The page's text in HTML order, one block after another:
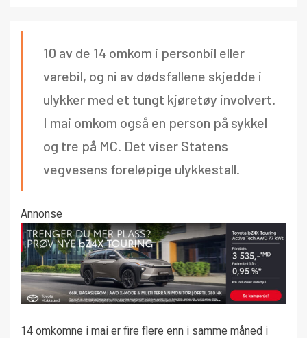
10 av de 14 omkom i personbil eller
varebil, og ni av dødsfallene skjedde i
ulykker med et tungt kjøretøy involvert.
I mai omkom også en person på sykkel
og tre på MC. Det viser Statens
vegvesens foreløpige ulykkestall.
Annonse
14 omkomne i mai er fire flere enn i samme måned i